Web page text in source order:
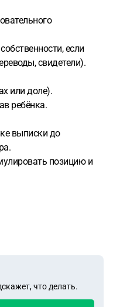
если
свидетели).
или доле).
ребёнка.
выписки до
позицию и
что делать.